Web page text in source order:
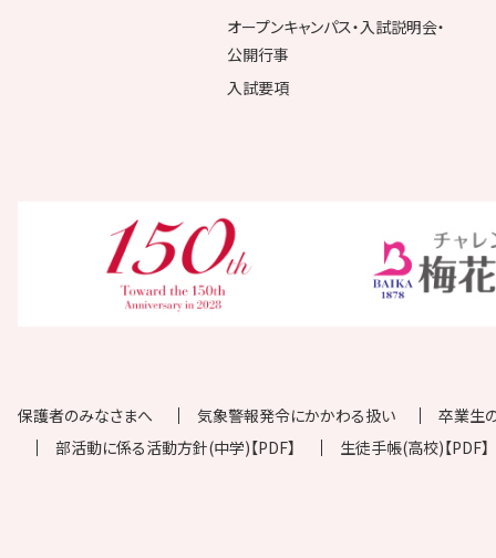
オープンキャンパス・入試説明会・
公開行事
入試要項
保護者のみなさまへ 気象警報発令にかかわる扱い
卒業生
部活動に係る活動方針(中学)【PDF】
生徒手帳(高校)【PDF】